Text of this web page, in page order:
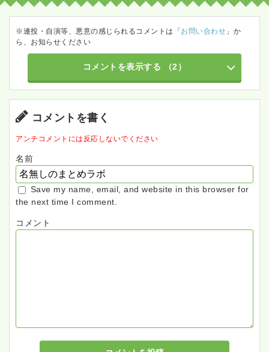
※連投・自演等、悪意の感じられるコメントは「 お問い合わせ 」か
ら、お知らせください
コメントを表示する （2）
コメントを書く
アンチコメントには反応しないでください
名前
Save my name, email, and website in this browser for
the next time I comment.
コメント